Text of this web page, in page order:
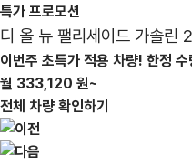
특가 프로모션
디 올 뉴 팰리세이드 가솔린
이번주 초특가 적용 차량! 한정 수
월 333,120 원~
전체 차량 확인하기
286,120